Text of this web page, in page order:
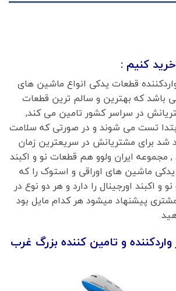
خرید کنیم :
قطعات یدکی انواع ماشین های
باشد که بهترین و سالم ترین قطعات
در سراسر کشور تامین می کند,
تست می شوند و در صورتی که سلامت
شد برای مشتریانش در سریعترین زمان
ایران ولوو هم قطعات نو و اکبند
ماشین های اوراقی و استوک را که
و اکبند اورجینال را دارد و هر دو نوع در
پیشنهاد میشود هر کدام مایل بود
و تامین کننده بزرگ غرب